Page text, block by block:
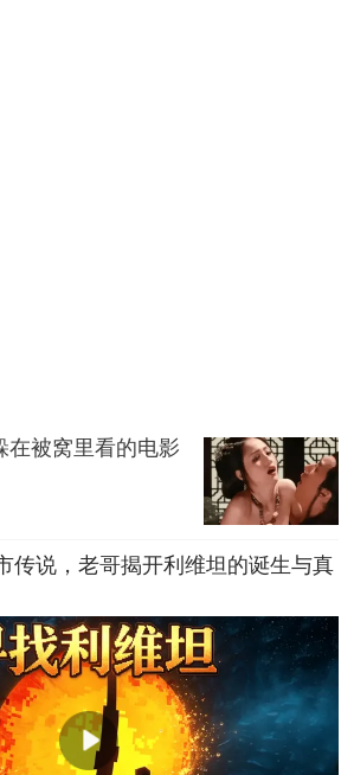
在被窝里看的电影
传说，老哥揭开利维坦的诞生与真